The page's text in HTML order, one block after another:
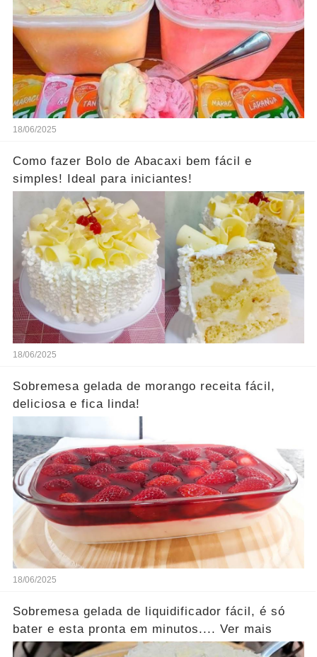
18/06/2025
Como fazer Bolo de Abacaxi bem fácil e
simples! Ideal para iniciantes!
18/06/2025
Sobremesa gelada de morango receita fácil,
deliciosa e fica linda!
18/06/2025
Sobremesa gelada de liquidificador fácil, é só
bater e esta pronta em minutos.... Ver mais